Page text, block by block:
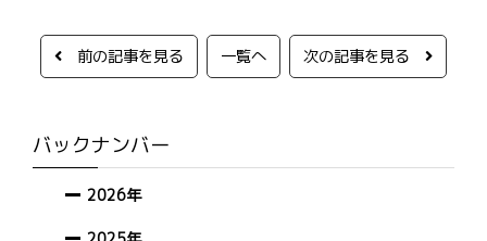
前の記事を見る 一覧へ 次の記事を見る
バックナンバー
2026年